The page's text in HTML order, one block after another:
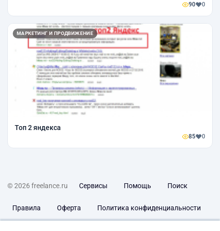
90 0
МАРКЕТИНГ И ПРОДВИЖЕНИЕ
Топ 2 яндекса
85 0
© 2026 freelance.ru Сервисы Помощь Поиск
Правила Оферта Политика конфиденциальности